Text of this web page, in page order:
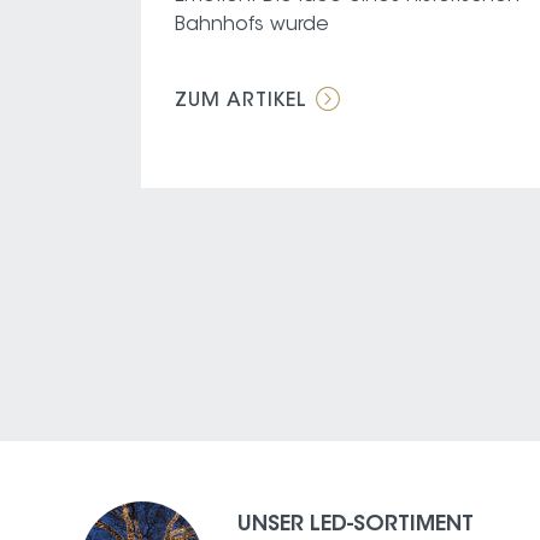
Bahnhofs wurde
ZUM ARTIKEL
UNSER LED-SORTIMENT